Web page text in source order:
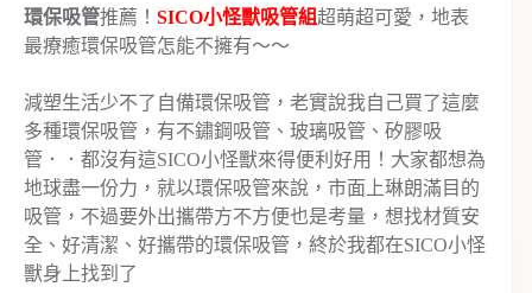
環保吸管推薦！ SICO小怪獸吸管組超萌超可愛，地表
最療癒環保吸管怎能不擁有～～
減塑生活少不了自備環保吸管，老實說我自己買了這麼
多種環保吸管，有不鏽鋼吸管、玻璃吸管、矽膠吸
管．．都沒有這SICO小怪獸來得便利好用！大家都想為
地球盡一份力，就以環保吸管來說，市面上琳朗滿目的
吸管，不過要外出攜帶方不方便也是考量，想找材質安
全、好清潔、好攜帶的環保吸管，終於我都在SICO小怪
獸身上找到了